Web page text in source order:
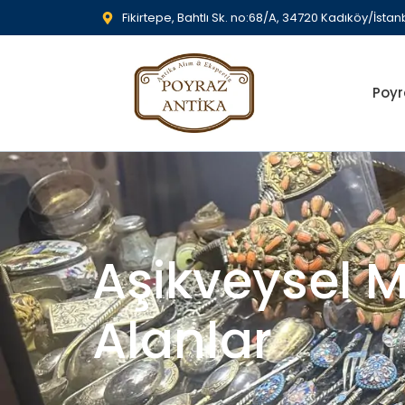
Fikirtepe, Bahtlı Sk. no:68/A, 34720 Kadıköy/
Aşikveysel
Alanlar